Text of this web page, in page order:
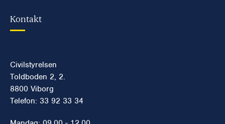
Kontakt
Civilstyrelsen
Toldboden 2, 2.
8800 Viborg
Telefon: 33 92 33 34